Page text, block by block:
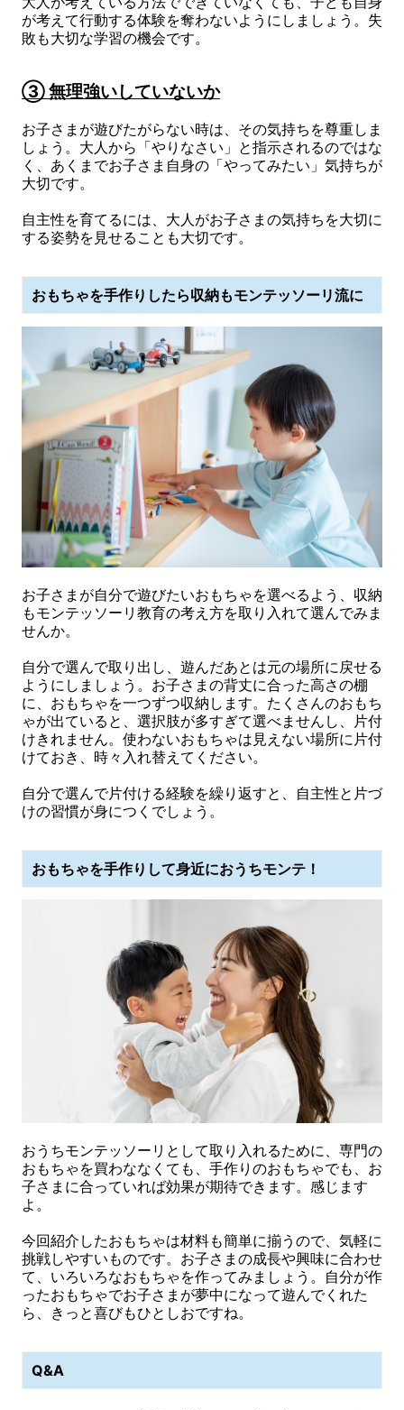
が考えて行動する体験を奪わないようにしましょう。失
敗も大切な学習の機会です。
③ 無理強いしていないか
お子さまが遊びたがらない時は、その気持ちを尊重しま
しょう。大人から「やりなさい」と指示されるのではな
く、あくまでお子さま自身の「やってみたい」気持ちが
大切です。
自主性を育てるには、大人がお子さまの気持ちを大切に
する姿勢を見せることも大切です。
おもちゃを手作りしたら収納もモンテッソーリ流に
お子さまが自分で遊びたいおもちゃを選べるよう、収納
もモンテッソーリ教育の考え方を取り入れて選んでみま
せんか。
自分で選んで取り出し、遊んだあとは元の場所に戻せる
ようにしましょう。お子さまの背丈に合った高さの棚
に、おもちゃを一つずつ収納します。たくさんのおもち
ゃが出ていると、選択肢が多すぎて選べませんし、片付
けきれません。使わないおもちゃは見えない場所に片付
けておき、時々入れ替えてください。
自分で選んで片付ける経験を繰り返すと、自主性と片づ
けの習慣が身につくでしょう。
おもちゃを手作りして身近におうちモンテ！
おうちモンテッソーリとして取り入れるために、専門の
おもちゃを買わななくても、手作りのおもちゃでも、お
子さまに合っていれば効果が期待できます。感じます
よ。
今回紹介したおもちゃは材料も簡単に揃うので、気軽に
挑戦しやすいものです。お子さまの成長や興味に合わせ
て、いろいろなおもちゃを作ってみましょう。自分が作
ったおもちゃでお子さまが夢中になって遊んでくれた
ら、きっと喜びもひとしおですね。
Q&A